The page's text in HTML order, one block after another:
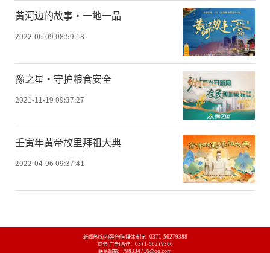
黄河边的故事·一地一品
2022-06-09 08:59:18
豫之星·守护粮食安全
2021-11-19 09:37:27
壬寅年黄帝故里拜祖大典
2022-04-06 09:37:41
新闻热线/内容合作/媒体支持： 0371-56279388
商务(广告)合作： 0371-56279366
联系邮箱：798334716@qq.com